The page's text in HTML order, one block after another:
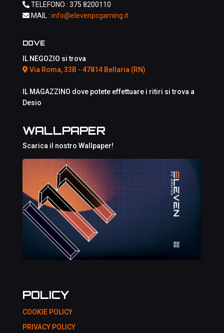
TELEFONO : 375 8200110
MAIL : info@elevenpcgaming.it
DOVE
IL NEGOZIO si trova
Via Roma, 33B - 47814 Bellaria (RN)
IL MAGAZZINO dove potete effettuare i ritiri si trova a
Desio
WALLPAPER
Scarica il nostro Wallpaper!
POLICY
COOKIE POLICY
PRIVACY POLICY